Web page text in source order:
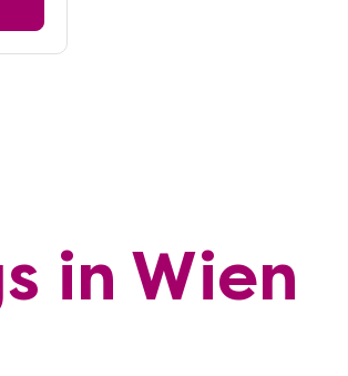
in Wien